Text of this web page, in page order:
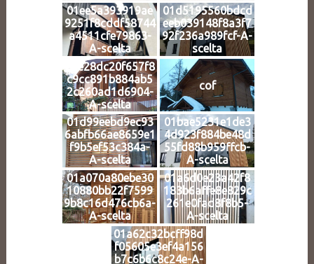
01ee5a393919ae
9251f8cddf58744
a4511cfe79863-
A-scelta
01d5195560bdcd
eeb039148f8a3f7
92f236a989fcf-A-
scelta
01e28dc20f657f8
c9cc891b884ab5
2c260ad1d6904-
A-scelta
cof
01d99eebd9ec93
6abfb66ae8659e1
f9b5ef53c384a-
A-scelta
01bae5231e1de3
4d923f884be48d
55fd88b959ffcb-
A-scelta
01a070a80ebe30
10880bb22f7599
9b8c16d476cb6a-
A-scelta
01a6d0e23a42f8
183b6affe8e829c
261e0fad8f8b5-
A-scelta
01a62c32bcff98d
f05605e3ef4a156
b7c6b6c8c24e-A-